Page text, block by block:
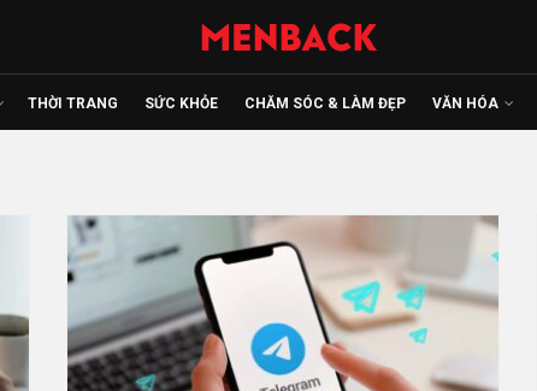
THỜI TRANG SỨC KHỎE CHĂM SÓC & LÀM ĐẸP VĂN HÓA